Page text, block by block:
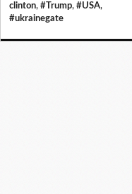
clinton, #Trump, #USA,
#ukrainegate